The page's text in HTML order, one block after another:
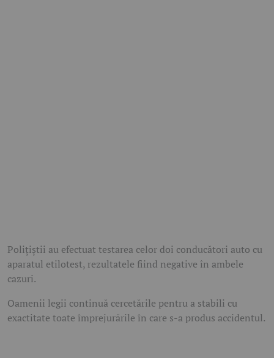
Polițiștii au efectuat testarea celor doi conducători auto cu
aparatul etilotest, rezultatele fiind negative în ambele
cazuri.
Oamenii legii continuă cercetările pentru a stabili cu
exactitate toate împrejurările în care s-a produs accidentul.